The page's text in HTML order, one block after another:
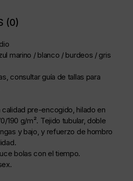
(0)
marino / blanco / burdeos / gris
consultar guía de tallas para
pre-encogido, hilado en
190 g/m². Tejido tubular, doble
y bajo, y refuerzo de hombro
bolas con el tiempo.